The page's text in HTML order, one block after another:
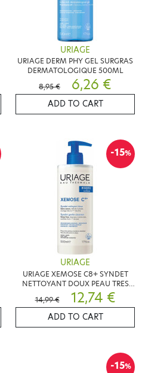
URIAGE
URIAGE DERM PHY GEL SURGRAS
DERMATOLOGIQUE 500ML
8,95 €
6,26 €
ADD TO CART
-15%
URIAGE
URIAGE XEMOSE C8+ SYNDET
NETTOYANT DOUX PEAU TRES
SECHE 500ML
14,99 € 12,74 €
ADD TO CART
-15%